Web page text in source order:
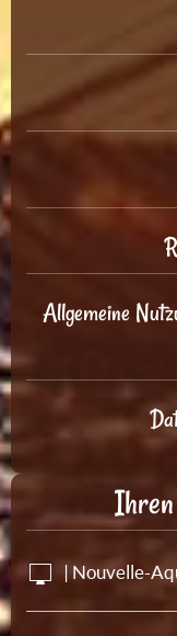
Allgemeine
| Nouvelle-